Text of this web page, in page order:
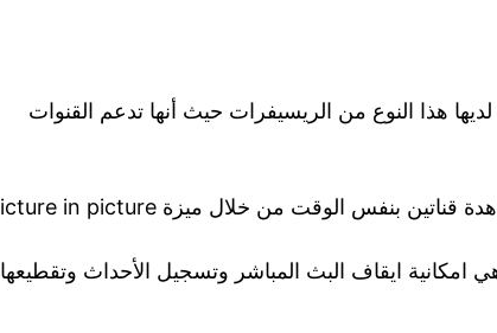
هذا النوع من الريسيفرات حيث أنها تدعم القنوات
امكانية ايقاف البث المباشر وتسجيل الأحداث وتقطيعها